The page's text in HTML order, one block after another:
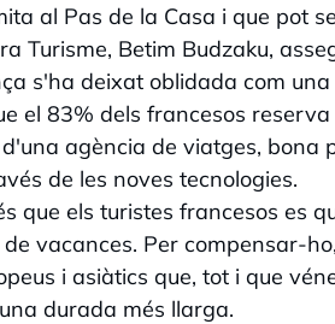
al Pas de la Casa i que pot
Turisme, Betim Budzaku,
s'ha deixat oblidada com
el 83% dels francesos reserva
agència de viatges, bona
de les noves tecnologies.
que els turistes francesos es
vacances. Per compensar-
i asiàtics que, tot i que
durada més llarga.